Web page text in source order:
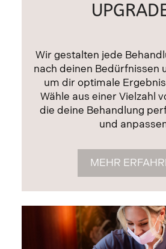
Wir gestalten jede
nach deinen Bedürfnissen
um dir optimale
Wähle aus einer Vielzahl
die deine Behandlung
und
MEHR